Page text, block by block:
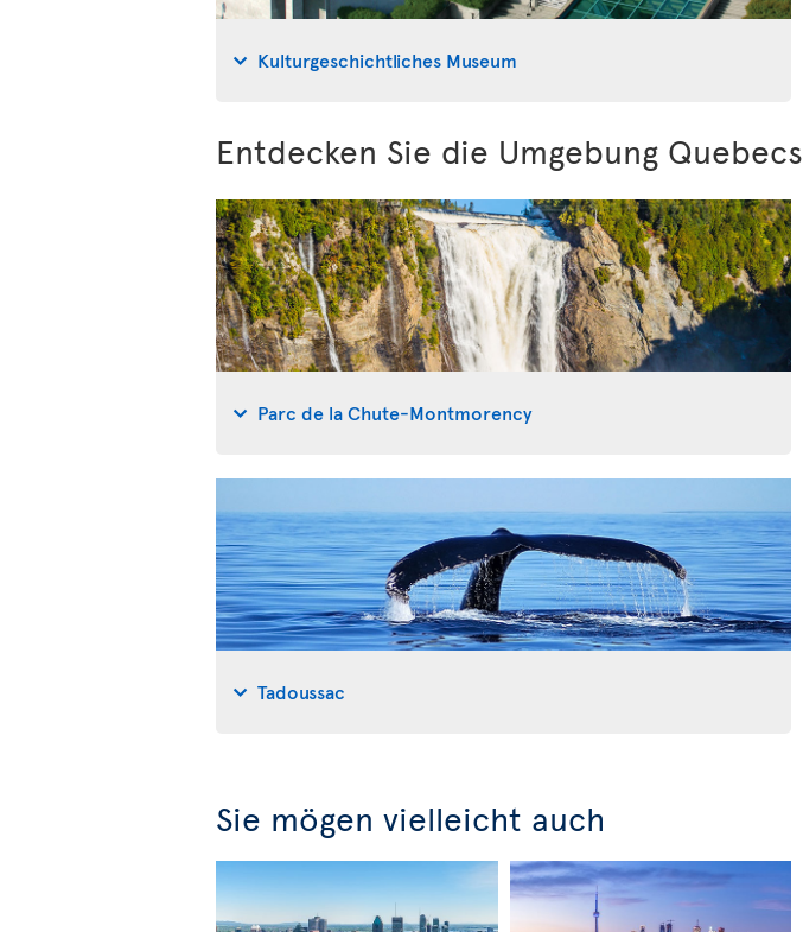
Kulturgeschichtliches Museum
Entdecken Sie die Umgebung Quebecs
Parc de la Chute-Montmorency
Tadoussac
Sie mögen vielleicht auch